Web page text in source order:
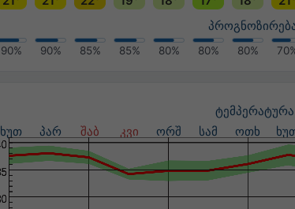
90% 90% 85% 85% 80% 80% 80%
ტემპერატურა
ხუთ
პარ შაბ კვი ორშ სამ ოთხ